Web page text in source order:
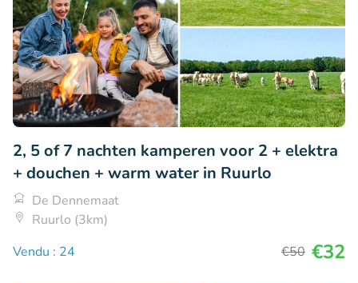
2, 5 of 7 nachten kamperen voor 2 + elektra
+ douchen + warm water in Ruurlo
De Dennemaat
Ruurlo (3km)
Vendu : 24
€50 €32